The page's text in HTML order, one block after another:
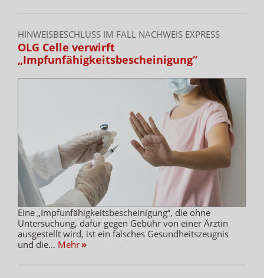
HINWEISBESCHLUSS IM FALL NACHWEIS EXPRESS
OLG Celle verwirft
„Impfunfähigkeitsbescheinigung“
Eine „Impfunfähigkeitsbescheinigung“, die ohne
Untersuchung, dafür gegen Gebühr von einer Ärztin
ausgestellt wird, ist ein falsches Gesundheitszeugnis
und die... Mehr »